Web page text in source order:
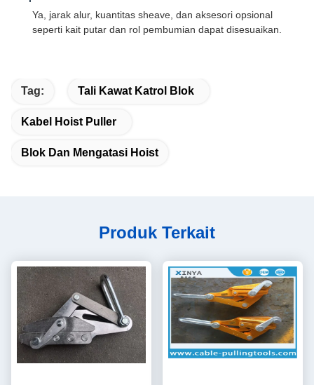
Ya, jarak alur, kuantitas sheave, dan aksesori opsional
seperti kait putar dan rol pembumian dapat disesuaikan.
Tag: Tali Kawat Katrol Blok
Kabel Hoist Puller
Blok Dan Mengatasi Hoist
Produk Terkait